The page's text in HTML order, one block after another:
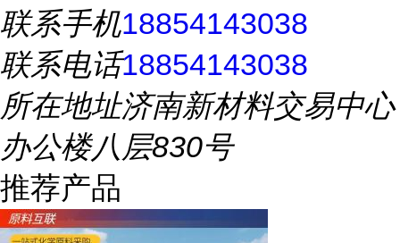
联系手机18854143038
联系电话18854143038
所在地址济南新材料交易中心
办公楼八层830号
推荐产品